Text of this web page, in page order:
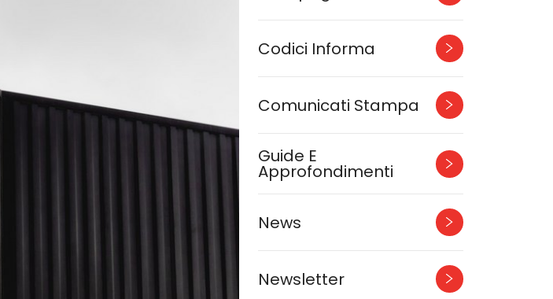
Codici Informa
Comunicati Stampa
Guide E
Approfondimenti
News
Newsletter